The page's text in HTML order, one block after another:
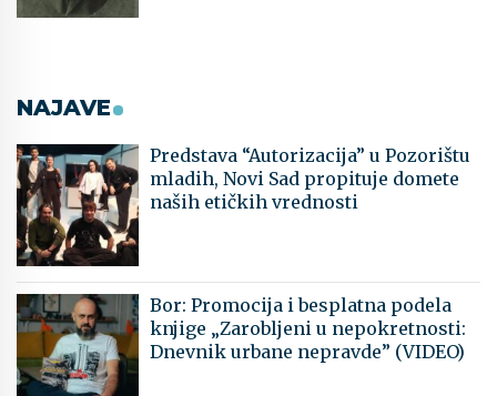
NAJAVE
Predstava “Autorizacija” u Pozorištu
mladih, Novi Sad propituje domete
naših etičkih vrednosti
Bor: Promocija i besplatna podela
knjige „Zarobljeni u nepokretnosti:
Dnevnik urbane nepravde” (VIDEO)